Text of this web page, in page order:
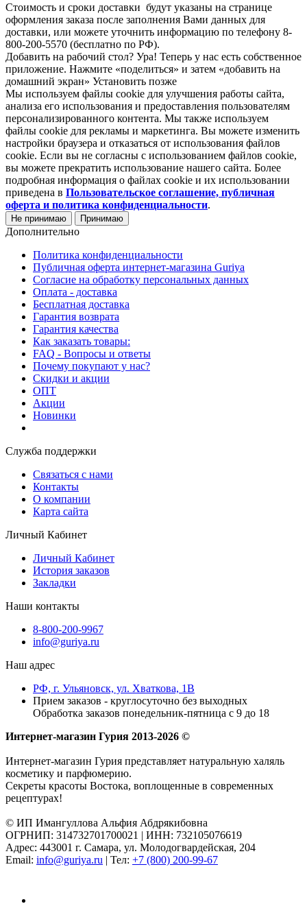
Стоимость и сроки доставки будут указаны на странице
оформления заказа после заполнения Вами данных для
доставки, или можете уточнить информацию по телефону 8-
800-200-5570 (бесплатно по РФ).
Добавить на рабочий стол? Ура! Теперь у нас есть собственное
приложение. Нажмите «поделиться» и затем «добавить на
домашний экран» Установить позже
Мы используем файлы cookie для улучшения работы сайта,
анализа его использования и предоставления пользователям
персонализированного контента. Мы также используем
файлы cookie для рекламы и маркетинга. Вы можете изменить
настройки браузера и отказаться от использования файлов
cookie. Если вы не согласны с использованием файлов cookie,
вы можете прекратить использование нашего сайта. Более
подробная информация о файлах cookie и их использовании
приведена в Пользовательское соглашение, публичная
оферта и политика конфиденциальности.
Не принимаю Принимаю
Дополнительно
Политика конфиденциальности
Публичная оферта интернет-магазина Guriya
Согласие на обработку персональных данных
Оплата - доставка
Бесплатная доставка
Гарантия возврата
Гарантия качества
Как заказать товары:
FAQ - Вопросы и ответы
Почему покупают у нас?
Скидки и акции
ОПТ
Акции
Новинки
Служба поддержки
Связаться с нами
Контакты
О компании
Карта сайта
Личный Кабинет
Личный Кабинет
История заказов
Закладки
Наши контакты
8-800-200-9967
info@guriya.ru
Наш адрес
РФ, г. Ульяновск, ул. Хваткова, 1В
Прием заказов - круглосуточно без выходных
Обработка заказов понедельник-пятница с 9 до 18
Интернет-магазин Гурия 2013-2026 ©
Интернет-магазин Гурия представляет натуральную халяль
косметику и парфюмерию.
Секреты красоты Востока, воплощенные в современных
рецептурах!
© ИП Имангуллова Альфия Абдрякибовна
ОГРНИП: 314732701700021 | ИНН: 732105076619
Адрес: 443001 г. Самара, ул. Молодогвардейская, 204
Email: info@guriya.ru | Тел: +7 (800) 200-99-67